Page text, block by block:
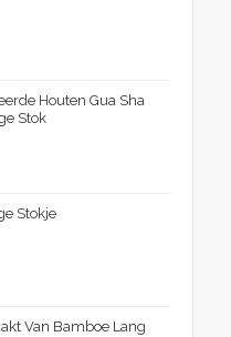
Houten Gua Sha
Stok
Stokje
Van Bamboe Lang